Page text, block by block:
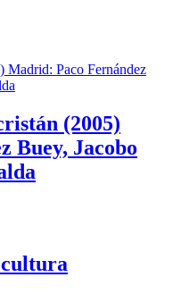
(2005)
Buey, Jacobo